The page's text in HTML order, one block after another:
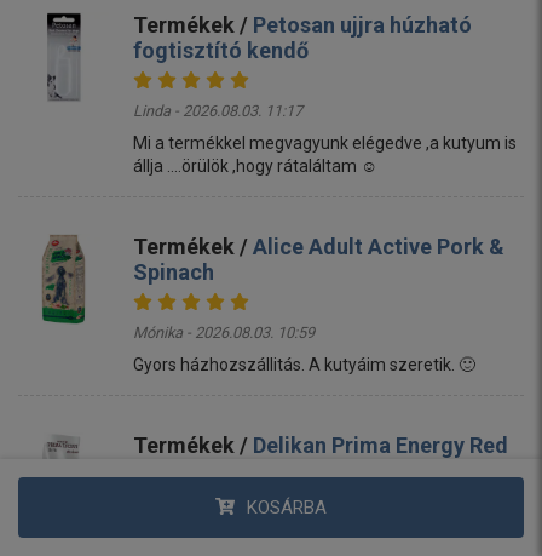
KOSÁRBA
Termékek / Petosan ujjra húzható
fogtisztító kendő
Linda - 2026.08.03. 11:17
Mi a termékkel megvagyunk elégedve ,a kutyum is
állja ....örülök ,hogy rátaláltam ☺️
Termékek /Alice Adult Active Pork &
Spinach
Mónika - 2026.08.03. 10:59
Gyors házhozszállitás. A kutyáim szeretik. 🙂
Termékek / Delikan Prima Energy Red
Meat